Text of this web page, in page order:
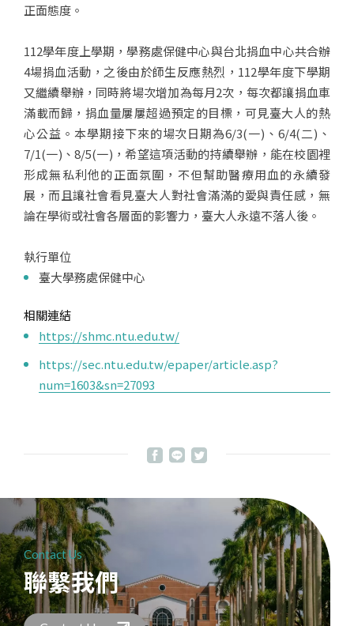
正面態度。
112學年度上學期，學務處保健中心與台北捐血中心共合辦
4場捐血活動，之後由於師生反應熱烈，112學年度下學期
又繼續舉辦，同時將場次增加為每月2次，每次都讓捐血車
滿載而歸，捐血量屢屢超過預定的目標，可見臺大人的熱
心公益。本學期接下來的場次日期為6/3(一)、6/4(二)、
7/1(一)、8/5(一)，希望這項活動的持續舉辦，能在校園裡
形成無私利他的正面氛圍，不但幫助醫療用血的永續發
展，而且讓社會看見臺大人對社會滿滿的愛與責任感，無
論在學術或社會各層面的影響力，臺大人永遠不落人後。
執行單位
臺大學務處保健中心
相關連結
https://shmc.ntu.edu.tw/
https://sec.ntu.edu.tw/epaper/article.asp?
num=1603&sn=27093
Contact Us
聯繫我們